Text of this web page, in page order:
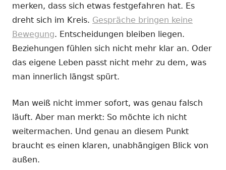
merken, dass sich etwas festgefahren hat. Es
dreht sich im Kreis. Gespräche bringen keine
Bewegung. Entscheidungen bleiben liegen.
Beziehungen fühlen sich nicht mehr klar an. Oder
das eigene Leben passt nicht mehr zu dem, was
man innerlich längst spürt.
Man weiß nicht immer sofort, was genau falsch
läuft. Aber man merkt: So möchte ich nicht
weitermachen. Und genau an diesem Punkt
braucht es einen klaren, unabhängigen Blick von
außen.